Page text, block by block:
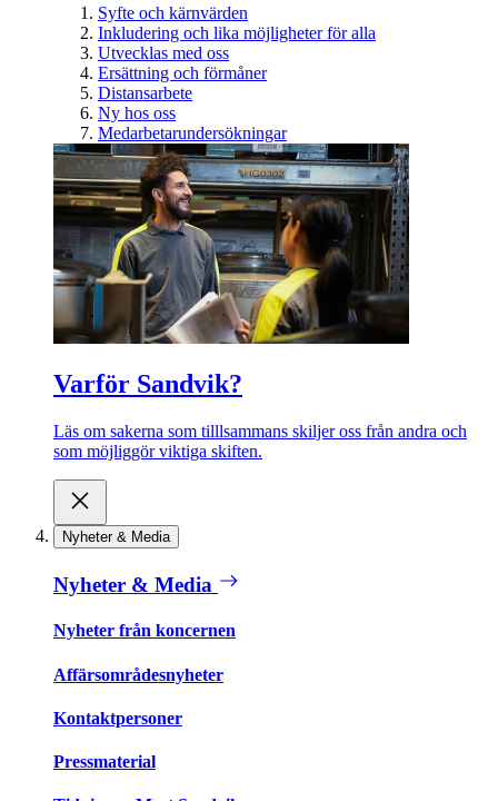
Syfte och kärnvärden
Inkludering och lika möjligheter för alla
Utvecklas med oss
Ersättning och förmåner
Distansarbete
Ny hos oss
Medarbetarundersökningar
Varför Sandvik?
Läs om sakerna som tilllsammans skiljer oss från andra och
som möjliggör viktiga skiften.
Nyheter & Media
Nyheter & Media
Nyheter från koncernen
Affärsområdesnyheter
Kontaktpersoner
Pressmaterial